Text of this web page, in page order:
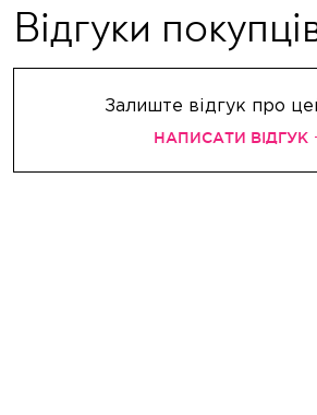
Відгуки
Залиште відгук про
НАПИСАТИ ВІДГУК